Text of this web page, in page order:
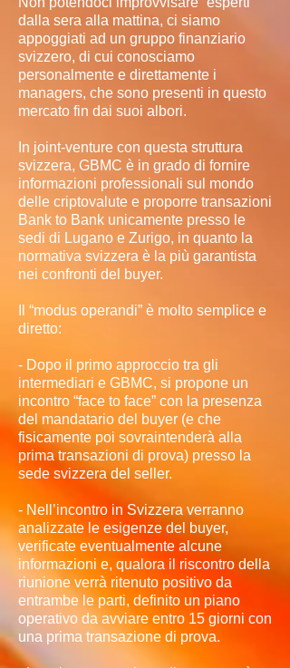
dalla sera alla mattina, ci siamo
appoggiati ad un gruppo finanziario
svizzero, di cui conosciamo
personalmente e direttamente i
managers, che sono presenti in questo
mercato fin dai suoi albori.
In joint-venture con questa struttura
svizzera, GBMC è in grado di fornire
informazioni professionali sul mondo
delle criptovalute e proporre transazioni
Bank to Bank unicamente presso le
sedi di Lugano e Zurigo, in quanto la
normativa svizzera è la più garantista
nei confronti del buyer.
Il “modus operandi” è molto semplice e
diretto:
- Dopo il primo approccio tra gli
intermediari e GBMC, si propone un
incontro “face to face” con la presenza
del mandatario del buyer (e che
fisicamente poi sovraintenderà alla
prima transazioni di prova) presso la
sede svizzera del seller.
- Nell’incontro in Svizzera verranno
analizzate le esigenze del buyer,
verificate eventualmente alcune
informazioni e, qualora il riscontro della
riunione verrà ritenuto positivo da
entrambe le parti, definito un piano
operativo da avviare entro 15 giorni con
una prima transazione di prova.